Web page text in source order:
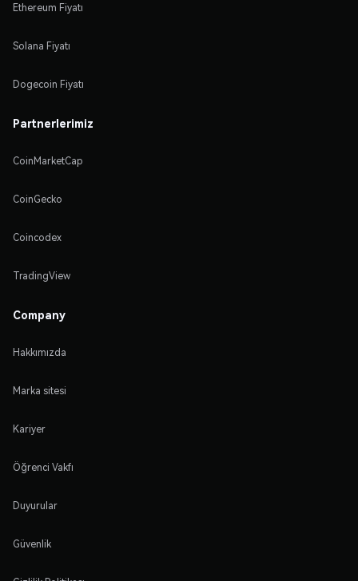
Ethereum Fiyatı
Solana Fiyatı
Dogecoin Fiyatı
Partnerlerimiz
CoinMarketCap
CoinGecko
Coincodex
TradingView
Company
Hakkımızda
Marka sitesi
Kariyer
Öğrenci Vakfı
Duyurular
Güvenlik